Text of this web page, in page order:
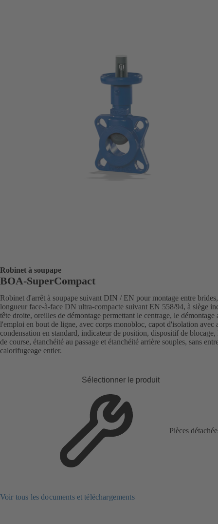
Robinet à soupape
BOA-SuperCompact
Robinet d'arrêt à soupape suivant DIN / EN pour montage entre brides,
longueur face-à-face DN ultra-compacte suivant EN 558/94, à siège
tête droite, oreilles de démontage permettant le centrage, le démontage
l'emploi en bout de ligne, avec corps monobloc, capot d'isolation avec
condensation en standard, indicateur de position, dispositif de
de course, étanchéité au passage et étanchéité arrière souples, sans
calorifugeage entier.
Sélectionner le produit
Pièces
Voir tous les documents et téléchargements